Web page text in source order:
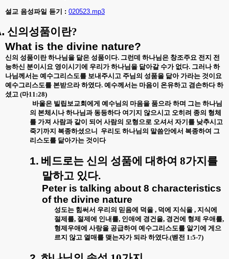
설교 음성파일 듣기 : 020523.mp3
신의성품이란?
What is the divine nature?
신의 성품이란 하나님을 닮은 성품이다. 그런데 하나님은 창조주요 전지 전
능하신 분이시요 영이시기에 우리가 하나님을 닮아갈 수가 없다. 그러나 하
나님께서는 예수그리스도를 보내주시고 주님의 성품을 닮아 가라는 것이요
예수그리스도를 본받으라 하였다. 예수께서는 마음이 온유하고 겸손하다 하
셨고 (마11:28)
바울은 빌립보교회에게 예수님의 마음을 품으라 하며 그는 하나님
의 본체시나 하나님과 동등하다 여기지 않으시고 오히려 종의 형체
를 가져 사람과 같이 되어 사람의 모형으로 오셔서 자기를 낮추시고
죽기까지 복종하셨으니
우리도 하나님의 말씀안에서 복종하여 그
리스도를 닮아가는 것이다
1. 베드로는 신의 성품에 대하여 8가지를
말하고 있다.
Peter is talking about 8 characteristics
of the divine nature
성도는 힘써서 우리의 믿음에 덕을 , 덕에 지식을 , 지식에
절제를, 절제에 인내를, 인애에 경건을, 경건에 형제 우애를,
형제우애에 사랑을 공급하여 예수그리스도를 알기에 게으
르지 않고 열매를 맺는자가 되라 하였다.(벧전 1:5-7)